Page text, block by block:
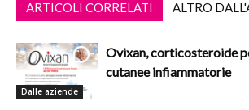
ARTICOLI CORRELATI ALTRO
Dalle aziende
Ovixan, corticosteroide
cutanee infiammatorie